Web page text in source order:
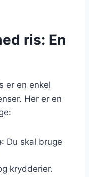
ris: En
er en enkel
Her er en
: Du skal bruge
krydderier.